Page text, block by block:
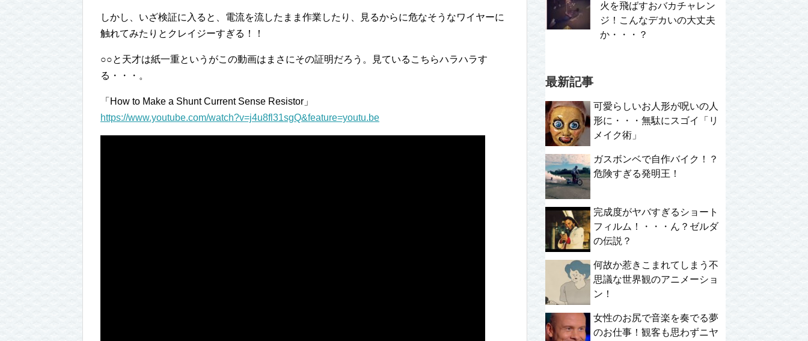
しかし、いざ検証に入ると、電流を流したまま作業したり、見るからに危なそうなワイヤーに
触れてみたりとクレイジーすぎる！！
○○と天才は紙一重というがこの動画はまさにその証明だろう。見ているこちらハラハラす
る・・・。
「How to Make a Shunt Current Sense Resistor」
https://www.youtube.com/watch?v=j4u8fl31sgQ&feature=youtu.be
火を飛ばすおバカチャレン
ジ！こんなデカいの大丈夫
か・・・？
最新記事
可愛らしいお人形が呪いの人
形に・・・無駄にスゴイ「リ
メイク術」
ガスボンベで自作バイク！？
危険すぎる発明王！
完成度がヤバすぎるショート
フィルム！・・・ん？ゼルダ
の伝説？
何故か惹きこまれてしまう不
思議な世界観のアニメーショ
ン！
女性のお尻で音楽を奏でる夢
のお仕事！観客も思わずニヤ